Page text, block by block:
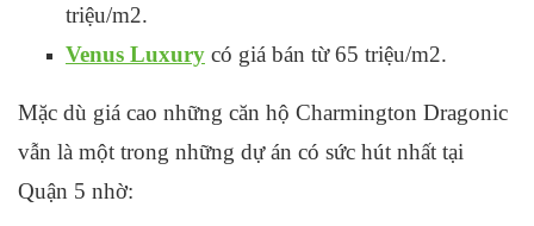
triệu/m2.
Venus Luxury có giá bán từ 65 triệu/m2.
Mặc dù giá cao những căn hộ Charmington Dragonic
vẫn là một trong những dự án có sức hút nhất tại
Quận 5 nhờ: